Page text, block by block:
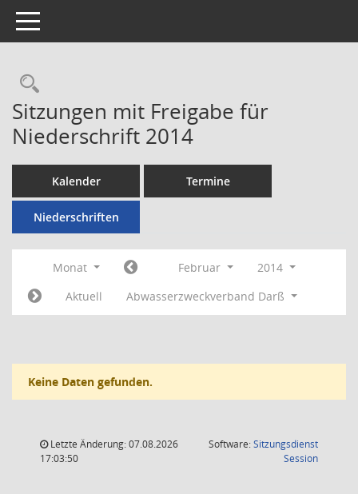
Toggle navigation
Rechercheauswahl
Sitzungen mit Freigabe für
Niederschrift 2014
Kalender Termine
Niederschriften
Monat Februar
2014
Aktuell
Abwasserzweckverband Darß
Keine Daten gefunden.
Letzte Änderung: 07.08.2026
17:03:50
Software:Sitzungsdienst
Session(Wird in